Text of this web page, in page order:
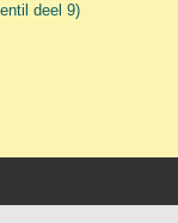
deel 9)